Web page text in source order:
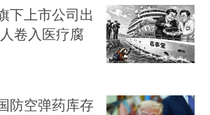
下上市公司出
卷入医疗腐
防空弹药库存